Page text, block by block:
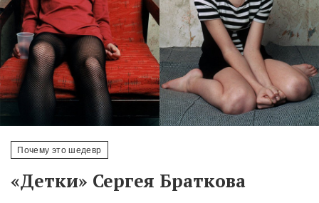
Почему это шедевр
«Детки» Сергея Браткова